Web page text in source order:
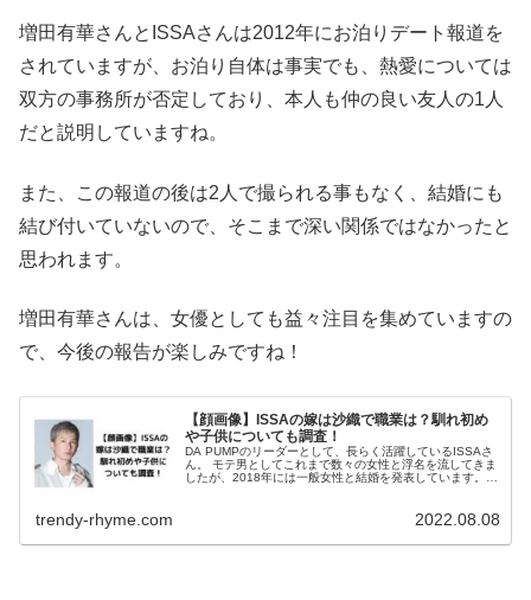
増田有華さんとISSAさんは2012年にお泊りデート報道を
されていますが、お泊り自体は事実でも、熱愛については
双方の事務所が否定しており、本人も仲の良い友人の1人
だと説明していますね。
また、この報道の後は2人で撮られる事もなく、結婚にも
結び付いていないので、そこまで深い関係ではなかったと
思われます。
増田有華さんは、女優としても益々注目を集めていますの
で、今後の報告が楽しみですね！
【顔画像】ISSAの嫁は沙織で職業は？馴れ初め
や子供についても調査！
DA PUMPのリーダーとして、長らく活躍しているISSAさ
ん。 モテ男としてこれまで数々の女性と浮名を流してきま
したが、2018年には一般女性と結婚を発表しています。
trendy-rhyme.com 2022.08.08